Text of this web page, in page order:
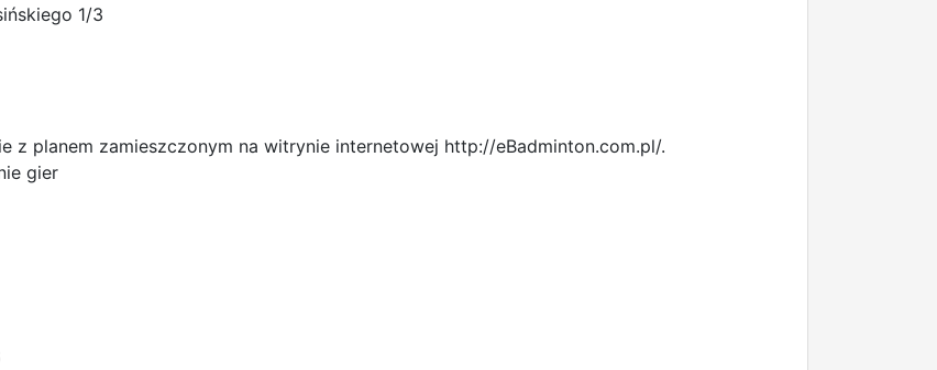
1/3
z planem zamieszczonym na witrynie internetowej http://eBadminton.com.pl/.
gier